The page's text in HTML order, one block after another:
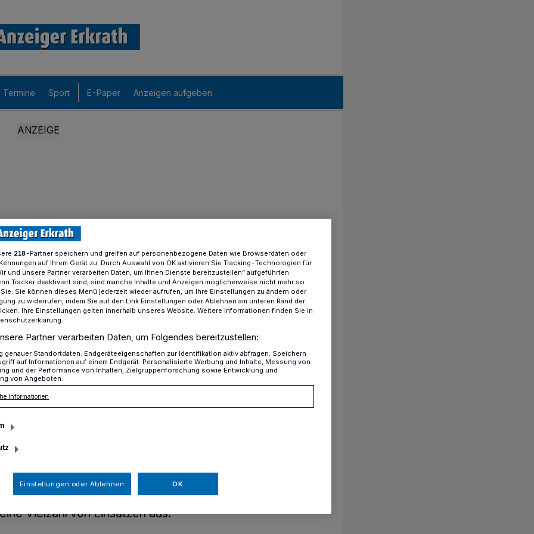
Termine Sport E-Paper Anzeigen aufgeben
für die Feuerwehr Erkrath
Einsätze für die
Erkrath bereits seit dem frühen
in Velbert unterstützt hatte, kam es in
mehreren sturmbedingten Einsätzen.
Vielzahl von Einsätzen aus.
218-Partner speichern und greifen auf personenbezogene Daten wie Browserdaten oder
auf Ihrem Gerät zu. Durch Auswahl von OK aktivieren Sie Tracking-Technologien für
und unsere Partner verarbeiten Daten, um Ihnen Dienste bereitzustellen“ aufgeführten
Tracker deaktiviert sind, sind manche Inhalte und Anzeigen möglicherweise nicht mehr so
Sie können dieses Menü jederzeit wieder aufrufen, um Ihre Einstellungen zu ändern oder
zu widerrufen, indem Sie auf den Link Einstellungen oder Ablehnen am unteren Rand der
Ihre Einstellungen gelten innerhalb unseres Website. Weitere Informationen finden Sie in
Partner verarbeiten Daten, um Folgendes bereitzustellen:
genauer Standortdaten. Endgeräteeigenschaften zur Identifikation aktiv abfragen. Speichern
auf Informationen auf einem Endgerät. Personalisierte Werbung und Inhalte, Messung von
und der Performance von Inhalten, Zielgruppenforschung sowie Entwicklung und
von Angeboten.
Informationen
Einstellungen oder Ablehnen OK